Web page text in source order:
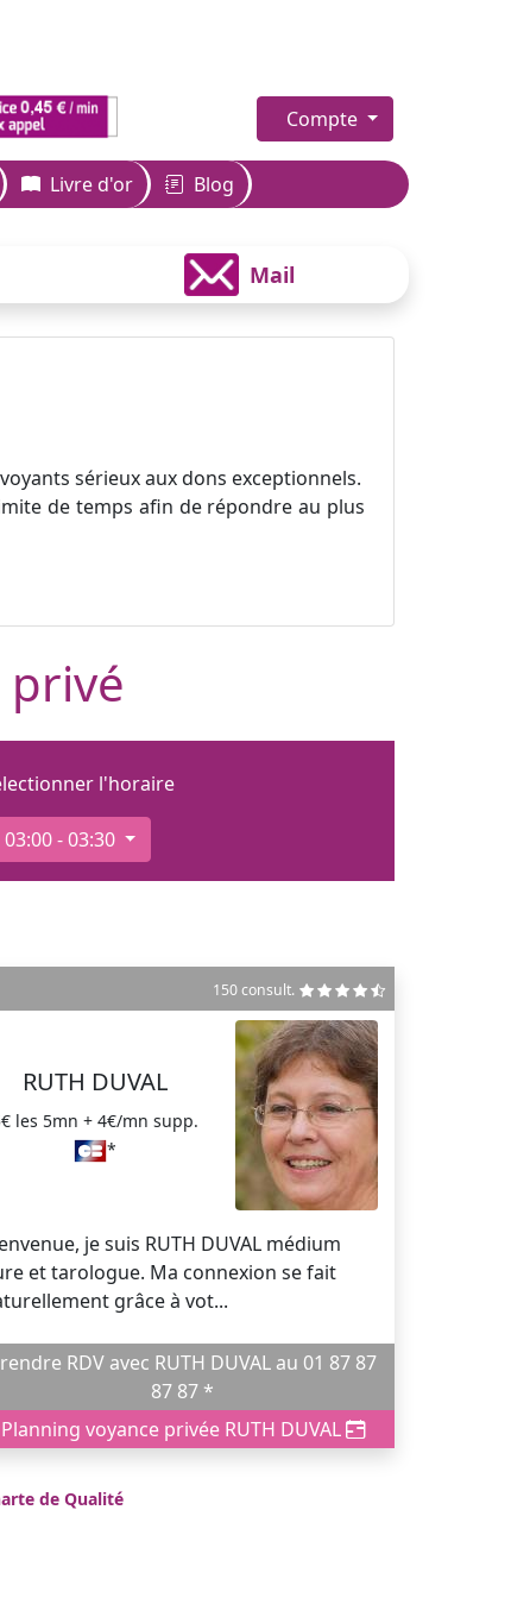
Compte
Livre d'or Blog
Mail
sérieux aux dons exceptionnels.
de temps afin de répondre au plus
privé
l'horaire
03:00 - 03:30
150 consult.
RUTH DUVAL
les 5mn + 4€/mn supp.
*
je suis RUTH DUVAL médium
et tarologue. Ma connexion se fait
grâce à vot...
RDV avec RUTH DUVAL au 01 87 87
87 87 *
Planning voyance privée RUTH DUVAL
de Qualité